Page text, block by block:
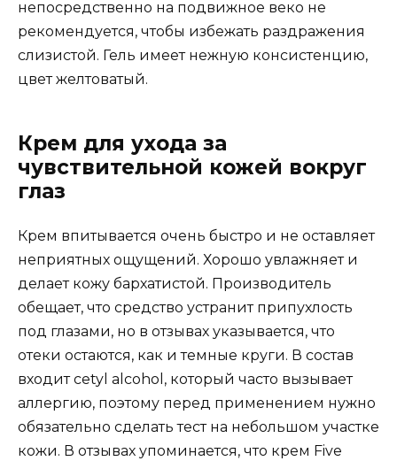
непосредственно на подвижное веко не
рекомендуется, чтобы избежать раздражения
слизистой. Гель имеет нежную консистенцию,
цвет желтоватый.
Крем для ухода за
чувствительной кожей вокруг
глаз
Крем впитывается очень быстро и не оставляет
неприятных ощущений. Хорошо увлажняет и
делает кожу бархатистой. Производитель
обещает, что средство устранит припухлость
под глазами, но в отзывах указывается, что
отеки остаются, как и темные круги. В состав
входит cetyl alcohol, который часто вызывает
аллергию, поэтому перед применением нужно
обязательно сделать тест на небольшом участке
кожи. В отзывах упоминается, что крем Five